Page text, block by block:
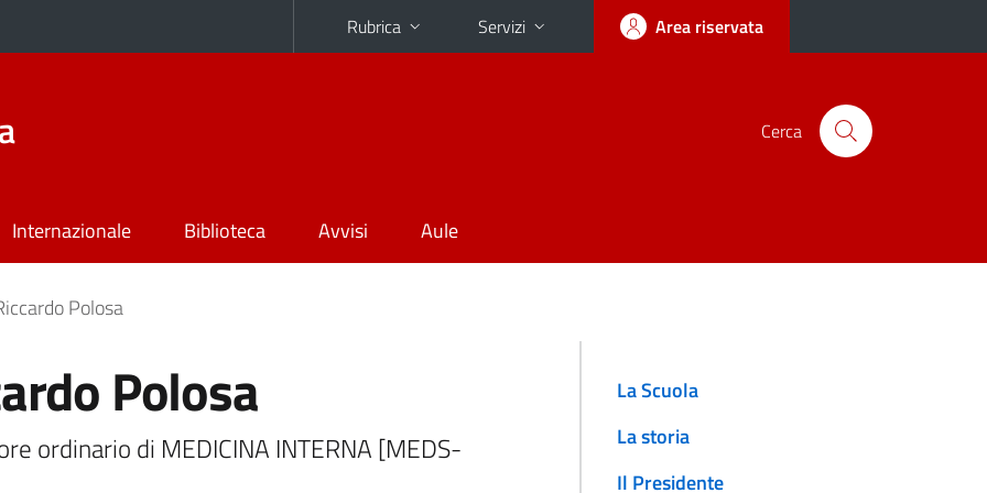
Rubrica Servizi Area riservata
Cerca
Internazionale Biblioteca Avvisi Aule
Polosa
Polosa
ordinario di MEDICINA INTERNA [MEDS-
La Scuola
La storia
Il Presidente